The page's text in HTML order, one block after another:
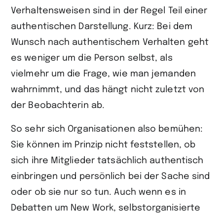
Verhaltensweisen sind in der Regel Teil einer
authen­tischen Darstellung. Kurz: Bei dem
Wunsch nach authentischem Verhalten geht
es weniger um die Person selbst, als
vielmehr um die Frage, wie man jemanden
wahrnimmt, und das hängt nicht zuletzt von
der Beobachterin ab.
So sehr sich Organisationen also bemühen:
Sie können im Prinzip nicht fest­stellen, ob
sich ihre Mitglieder tatsächlich authentisch
einbringen und persön­lich bei der Sache sind
oder ob sie nur so tun. Auch wenn es in
Debatten um New Work, selbstorganisierte